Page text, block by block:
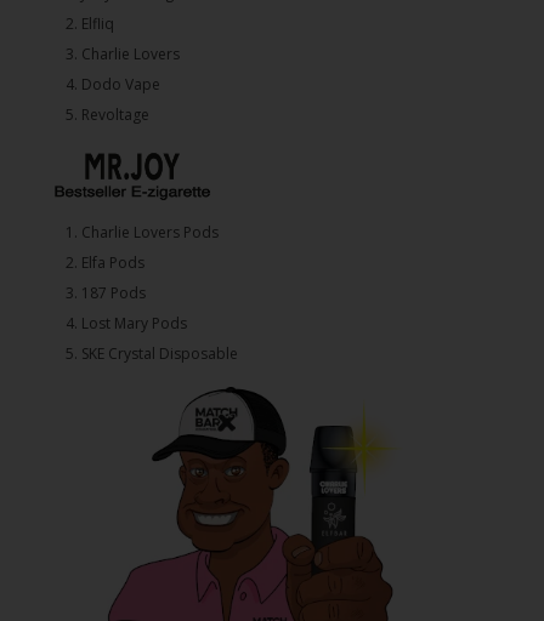
2.⁠ ⁠⁠Elfliq
3.⁠ ⁠⁠Charlie Lovers
4.⁠ ⁠⁠Dodo Vape
5. ⁠Revoltage
1.⁠ ⁠Charlie Lovers Pods
2.⁠ ⁠⁠Elfa Pods
3.⁠ ⁠⁠187 Pods
4.⁠ ⁠⁠Lost Mary Pods
5.⁠ ⁠⁠SKE Crystal Disposable